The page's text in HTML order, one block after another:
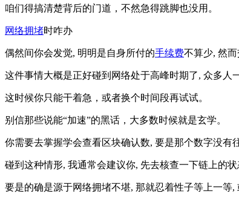
咱们得搞清楚背后的门道，不然急得跳脚也没用。
网络拥堵时咋办
偶然间你会发觉, 明明是自身所付的手续费不算少, 然而
这件事情大概是正好碰到网络处于高峰时期了, 众多人
这时候你只能干着急，或者换个时间段再试试。
别信那些说能“加速”的黑话，大多数时候就是玄学。
你需要去掌握学会查看区块确认数, 要是那个数字没有
碰到这种情形, 我通常会建议你, 先去核查一下链上的
要是的确是源于网络拥堵不堪, 那就忍着性子等上一等,